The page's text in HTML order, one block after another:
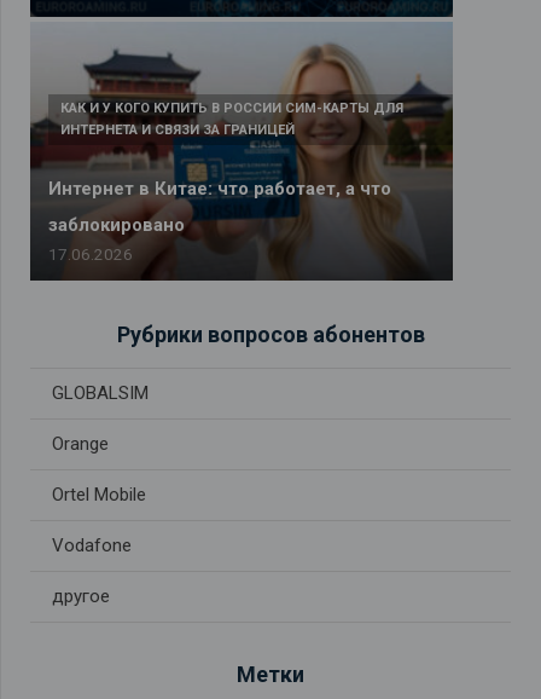
Интернет в Китае: что работает, а что
заблокировано
КАК И У КОГО КУПИТЬ В РОССИИ СИМ-КАРТЫ ДЛЯ
ИНТЕРНЕТА И СВЯЗИ ЗА ГРАНИЦЕЙ
17.06.2026
Рубрики вопросов абонентов
GLOBALSIM
Orange
Ortel Mobile
Vodafone
другое
Метки